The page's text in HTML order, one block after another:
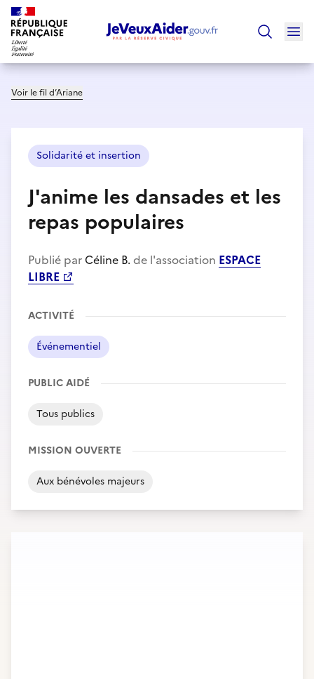
Voir le fil d’Ariane
Solidarité et insertion
J'anime les dansades et les
repas populaires
Publié par Céline B. de l'association ESPACE
LIBRE
ACTIVITÉ
Événementiel
PUBLIC AIDÉ
Tous publics
MISSION OUVERTE
Aux bénévoles majeurs